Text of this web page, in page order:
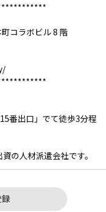
コラボビル 8 階
番出口」でて徒歩3分程
の人材派遣会社です。